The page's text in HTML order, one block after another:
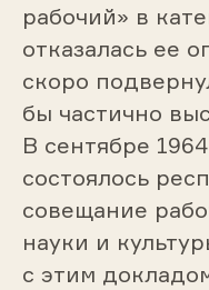
рабочий» в
отказалась ее
скоро
бы частично
В сентябре
состоялось
совещание
науки и
с этим